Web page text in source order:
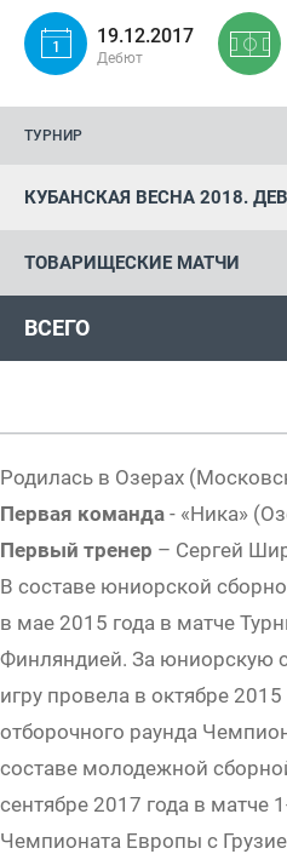
19.12.2017
Дебют
ТУРНИР
КУБАНСКАЯ ВЕСНА 2018.
ТОВАРИЩЕСКИЕ МАТЧИ
ВСЕГО
Родилась в Озерах
Первая команда - «Ника»
Первый тренер – Сергей
В составе юниорской
в мае 2015 года в матче
Финляндией. За юниорскую
игру провела в октябре 2015
отборочного раунда
составе молодежной
сентябре 2017 года в матче
Чемпионата Европы с